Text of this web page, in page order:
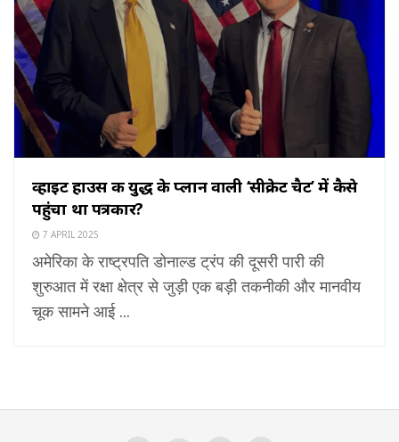
व्हाइट हाउस की युद्ध के प्लान वाली ‘सीक्रेट चैट’ में कैसे
पहुंचा था पत्रकार?
7 APRIL 2025
अमेरिका के राष्ट्रपति डोनाल्ड ट्रंप की दूसरी पारी की
शुरुआत में रक्षा क्षेत्र से जुड़ी एक बड़ी तकनीकी और मानवीय
चूक सामने आई ...